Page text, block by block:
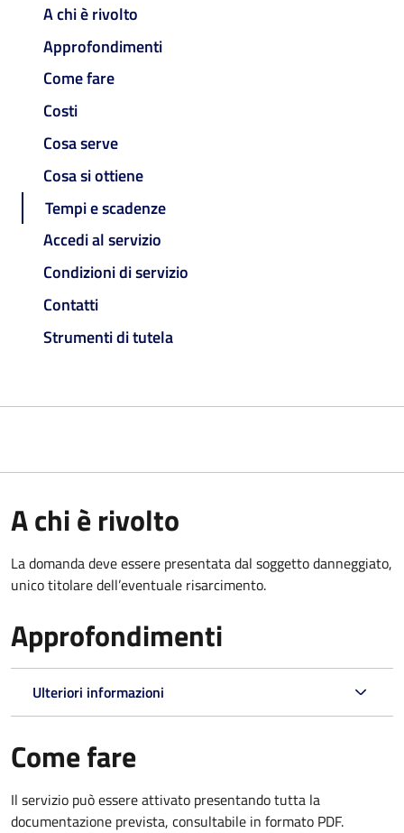
A chi è rivolto
Approfondimenti
Come fare
Costi
Cosa serve
Cosa si ottiene
Tempi e scadenze
Accedi al servizio
Condizioni di servizio
Contatti
Strumenti di tutela
A chi è rivolto
La domanda deve essere presentata dal soggetto danneggiato,
unico titolare dell’eventuale risarcimento.
Approfondimenti
Ulteriori informazioni
Come fare
Il servizio può essere attivato presentando tutta la
documentazione prevista, consultabile in formato PDF.